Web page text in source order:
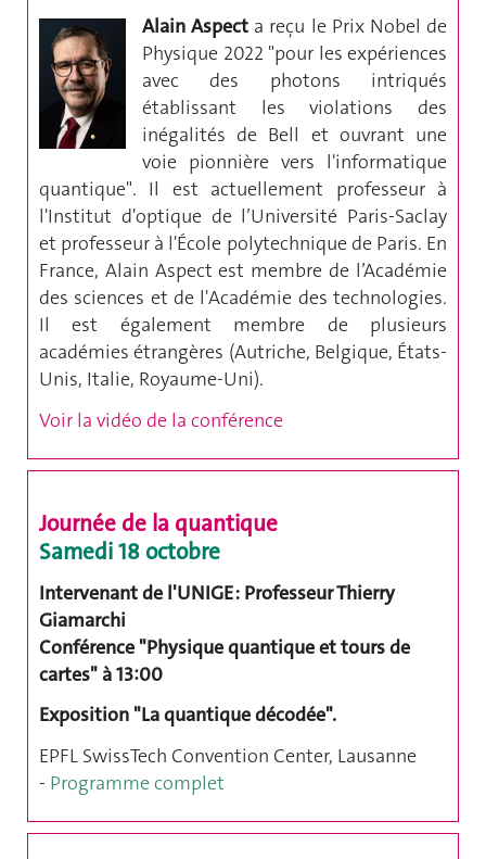
Alain Aspect a reçu le Prix Nobel de
Physique 2022 "pour les expériences
avec des photons intriqués
établissant les violations des
inégalités de Bell et ouvrant une
voie pionnière vers l'informatique
quantique". Il est actuellement professeur à
l'Institut d'optique de l’Université Paris-Saclay
et professeur à l'École polytechnique de Paris. En
France, Alain Aspect est membre de l’Académie
des sciences et de l'Académie des technologies.
Il est également membre de plusieurs
académies étrangères (Autriche, Belgique, États-
Unis, Italie, Royaume-Uni).
Voir la vidéo de la conférence
Journée de la quantique
Samedi 18 octobre
Intervenant de l'UNIGE : Professeur Thierry
Giamarchi
Conférence "Physique quantique et tours de
cartes" à 13:00
Exposition "La quantique décodée".
EPFL SwissTech Convention Center, Lausanne
- Programme complet